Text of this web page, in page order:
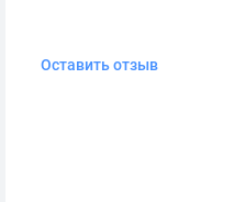
Оставить отзыв